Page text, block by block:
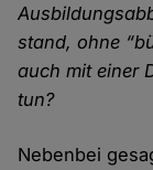
stand, ohne
auch mit einer
tun?
Nebenbei